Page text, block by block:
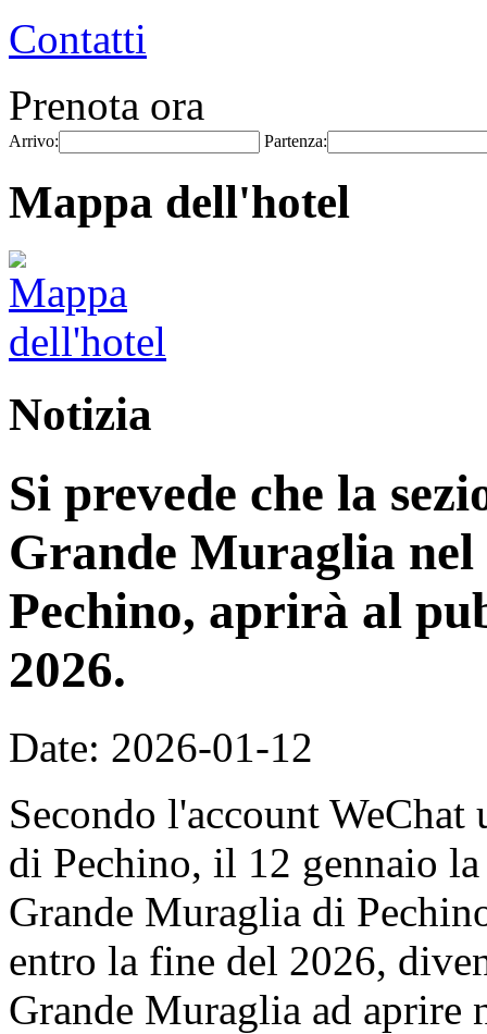
Contatti
Prenota ora
Arrivo: Partenza:
Mappa dell'hotel
Notizia
Si prevede che la
Grande Muraglia
Pechino, aprirà al
2026.
Date: 2026-01-12
Secondo l'account
di Pechino, il 12 gennaio
Grande Muraglia di
entro la fine del 2026,
Grande Muraglia ad aprire